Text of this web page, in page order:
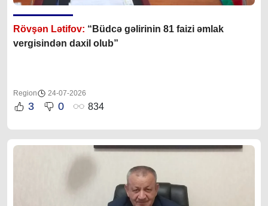
Rövşən Lətifov: “Büdcə gəlirinin 81 faizi əmlak
vergisindən daxil olub”
Region 24-07-2026
3 0 834